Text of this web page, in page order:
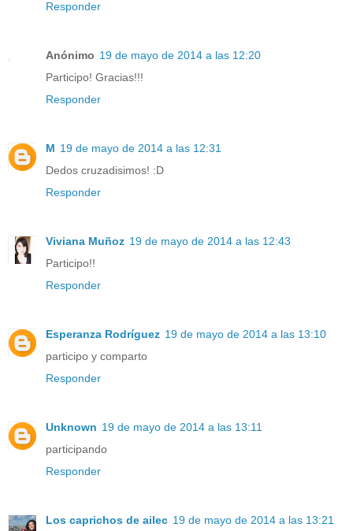
Responder
Anónimo 19 de mayo de 2014 a las 12:20
Participo! Gracias!!!
Responder
M 19 de mayo de 2014 a las 12:31
Dedos cruzadisimos! :D
Responder
Viviana Muñoz 19 de mayo de 2014 a las 12:43
Participo!!
Responder
Esperanza Rodríguez 19 de mayo de 2014 a las 13:10
participo y comparto
Responder
Unknown 19 de mayo de 2014 a las 13:11
participando
Responder
Los caprichos de ailec 19 de mayo de 2014 a las 13:21